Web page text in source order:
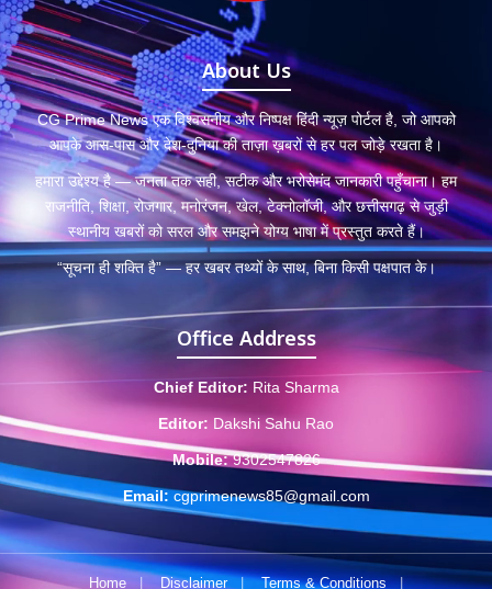
About Us
CG Prime News एक विश्वसनीय और निष्पक्ष हिंदी न्यूज़ पोर्टल है, जो आपको
आपके आस-पास और देश-दुनिया की ताज़ा ख़बरों से हर पल जोड़े रखता है।
हमारा उद्देश्य है — जनता तक सही, सटीक और भरोसेमंद जानकारी पहुँचाना। हम
राजनीति, शिक्षा, रोजगार, मनोरंजन, खेल, टेक्नोलॉजी, और छत्तीसगढ़ से जुड़ी
स्थानीय खबरों को सरल और समझने योग्य भाषा में प्रस्तुत करते हैं।
“सूचना ही शक्ति है” — हर खबर तथ्यों के साथ, बिना किसी पक्षपात के।
Office Address
Chief Editor: Rita Sharma
Editor: Dakshi Sahu Rao
Mobile: 9302547826
Email: cgprimenews85@gmail.com
Home Disclaimer Terms & Conditions |